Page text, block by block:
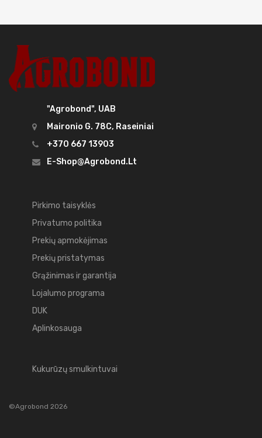
"Agrobond", UAB
Maironio G. 78C, Raseiniai
+370 667 13903
E-Shop@agrobond.lt
Pirkimo taisyklės
Privatumo politika
Prekių apmokėjimas
Prekių pristatymas
Grąžinimas ir garantija
Lojalumo programa
DUK
Aplinkosauga
Kukurūzų smulkintuvai
©Agrobond 2026